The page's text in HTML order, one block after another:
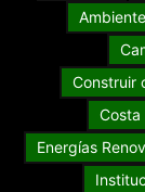
Ambiente
Construir
Costa
Energías